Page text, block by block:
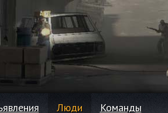
Люди Команды